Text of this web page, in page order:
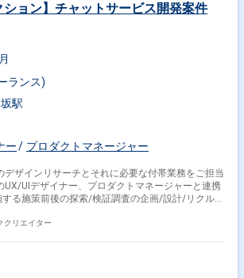
ション】チャットサービス開発案件
ランス)
駅
ー
プロダクトマネージャー
デザインリサーチとそれに必要な付帯業務をご担当
UX/UIデザイナー、プロダクトマネージャーと連携
る施策前後の探索/検証調査の企画/設計/リクルー
クリエイター